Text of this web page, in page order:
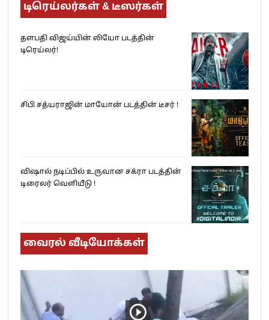
டிரெய்லர்கள் & டீஸர்கள்
தளபதி விஜய்யின் லியோ படத்தின்
டிரெய்லர்!
சிபி சத்யராஜின் மாயோன் படத்தின் டீசர் !
விஷால் நடிப்பில் உருவான சக்ரா படத்தின்
டிரைலர் வெளியீடு !
வைரல் வீடியோக்கள்